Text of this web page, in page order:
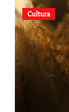
Cultura